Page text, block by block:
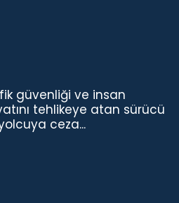
güvenliği ve insan
tehlikeye atan sürücü
ceza...